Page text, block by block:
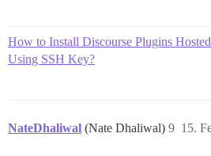
How to Install Discourse Plugins
Using SSH Key?
NateDhaliwal (Nate Dhaliwal) 15.
9